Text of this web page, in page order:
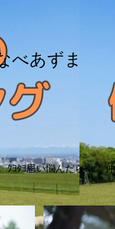
べあずま
ｸﾖｸﾖ思い悩んだら…